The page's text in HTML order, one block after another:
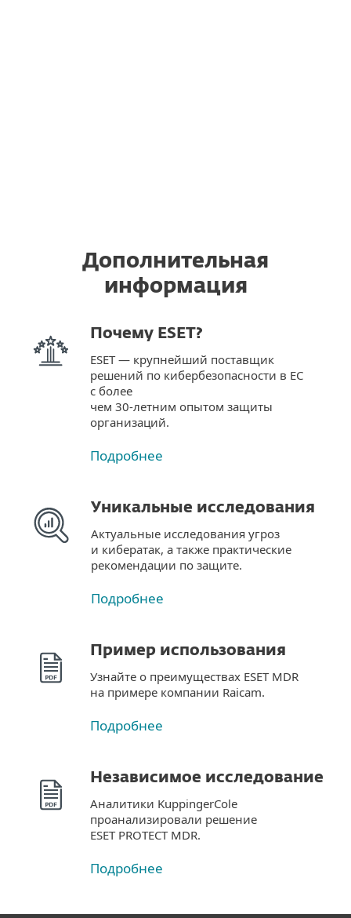
Дополнительная
информация
Почему ESET?
ESET — крупнейший поставщик
решений по кибербезопасности в ЕС
с более
чем 30-летним опытом защиты
организаций.
Подробнее
Уникальные исследования
Актуальные исследования угроз
и кибератак, а также практические
рекомендации по защите.
Подробнее
Пример использования
Узнайте о преимуществах ESET MDR
на примере компании Raicam.
Подробнее
Независимое исследование
Аналитики KuppingerCole
проанализировали решение
ESET PROTECT MDR.
Подробнее